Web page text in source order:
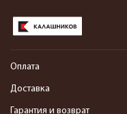
Оплата
Доставка
Гарантия и возврат